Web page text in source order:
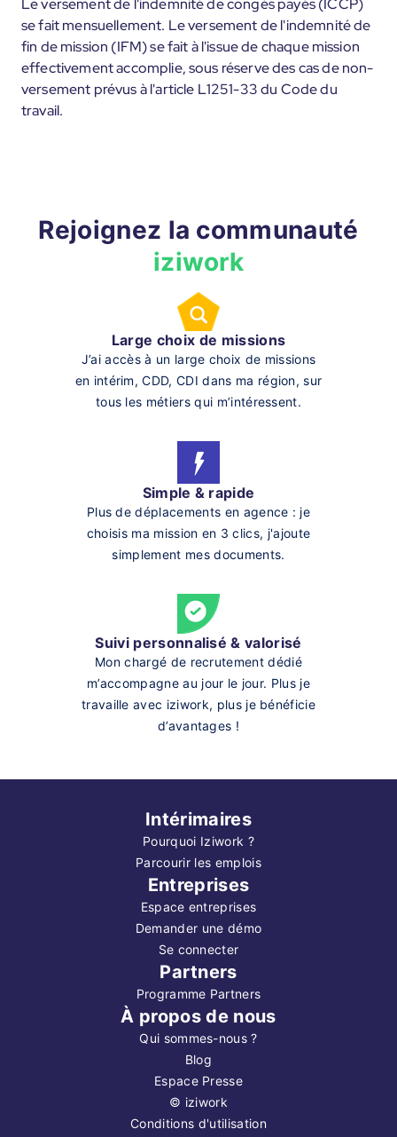
Le versement de l'indemnité de congés payés (ICCP)
se fait mensuellement. Le versement de l'indemnité de
fin de mission (IFM) se fait à l'issue de chaque mission
effectivement accomplie, sous réserve des cas de non-
versement prévus à l'article L1251-33 du Code du
travail.
Rejoignez la communauté
iziwork
Large choix de missions
J’ai accès à un large choix de missions
en intérim, CDD, CDI dans ma région, sur
tous les métiers qui m’intéressent.
Simple & rapide
Plus de déplacements en agence : je
choisis ma mission en 3 clics, j'ajoute
simplement mes documents.
Suivi personnalisé & valorisé
Mon chargé de recrutement dédié
m’accompagne au jour le jour. Plus je
travaille avec iziwork, plus je bénéficie
d’avantages !
Intérimaires
Pourquoi Iziwork ?
Parcourir les emplois
Entreprises
Espace entreprises
Demander une démo
Se connecter
Partners
Programme Partners
À propos de nous
Qui sommes-nous ?
Blog
Espace Presse
© iziwork
Conditions d'utilisation